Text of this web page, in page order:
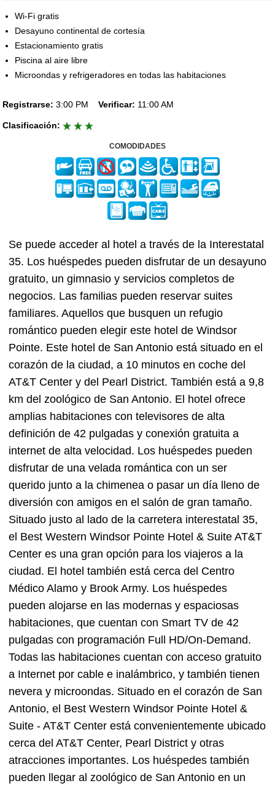
Wi-Fi gratis
Desayuno continental de cortesía
Estacionamiento gratis
Piscina al aire libre
Microondas y refrigeradores en todas las habitaciones
Registrarse: 3:00 PM Verificar: 11:00 AM
Clasificación:
COMODIDADES
Se puede acceder al hotel a través de la Interestatal
35. Los huéspedes pueden disfrutar de un desayuno
gratuito, un gimnasio y servicios completos de
negocios. Las familias pueden reservar suites
familiares. Aquellos que busquen un refugio
romántico pueden elegir este hotel de Windsor
Pointe. Este hotel de San Antonio está situado en el
corazón de la ciudad, a 10 minutos en coche del
AT&T Center y del Pearl District. También está a 9,8
km del zoológico de San Antonio. El hotel ofrece
amplias habitaciones con televisores de alta
definición de 42 pulgadas y conexión gratuita a
internet de alta velocidad. Los huéspedes pueden
disfrutar de una velada romántica con un ser
querido junto a la chimenea o pasar un día lleno de
diversión con amigos en el salón de gran tamaño.
Situado justo al lado de la carretera interestatal 35,
el Best Western Windsor Pointe Hotel & Suite AT&T
Center es una gran opción para los viajeros a la
ciudad. El hotel también está cerca del Centro
Médico Alamo y Brook Army. Los huéspedes
pueden alojarse en las modernas y espaciosas
habitaciones, que cuentan con Smart TV de 42
pulgadas con programación Full HD/On-Demand.
Todas las habitaciones cuentan con acceso gratuito
a Internet por cable e inalámbrico, y también tienen
nevera y microondas. Situado en el corazón de San
Antonio, el Best Western Windsor Pointe Hotel &
Suite - AT&T Center está convenientemente ubicado
cerca del AT&T Center, Pearl District y otras
atracciones importantes. Los huéspedes también
pueden llegar al zoológico de San Antonio en un